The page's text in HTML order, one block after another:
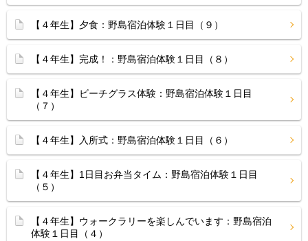
【４年生】夕食：野島宿泊体験１日目（９）
【４年生】完成！：野島宿泊体験１日目（８）
【４年生】ビーチグラス体験：野島宿泊体験１日目
（７）
【４年生】入所式：野島宿泊体験１日目（６）
【４年生】1日目お弁当タイム：野島宿泊体験１日目
（５）
【４年生】ウォークラリーを楽しんでいます：野島宿泊
体験１日目（４）